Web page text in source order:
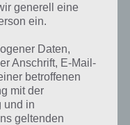
du jedes Teil frei
einmal sammeln
bei
generell eine
ein.
Daten,
Anschrift, E-Mail-
betroffenen
mit der
und in
geltenden